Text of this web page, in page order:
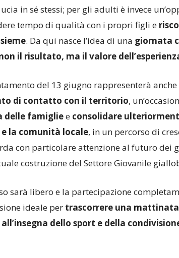
in sé stessi; per gli adulti è invece
tempo di qualità con i propri figli e
. Da qui nasce l’idea di una giornata
il risultato, ma il valore
del 13 giugno rappresenterà
di contatto con il territorio,
delle famigliee consolidare
la comunità locale, in un percorso di
con particolare attenzione al futuro dei
costruzione del Settore Giovanile
sarà libero e la partecipazione
ideale per trascorrere una mattinata
dello sport e della